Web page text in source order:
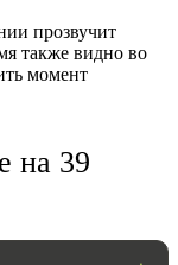
прозвучит
также видно во
момент
на 39